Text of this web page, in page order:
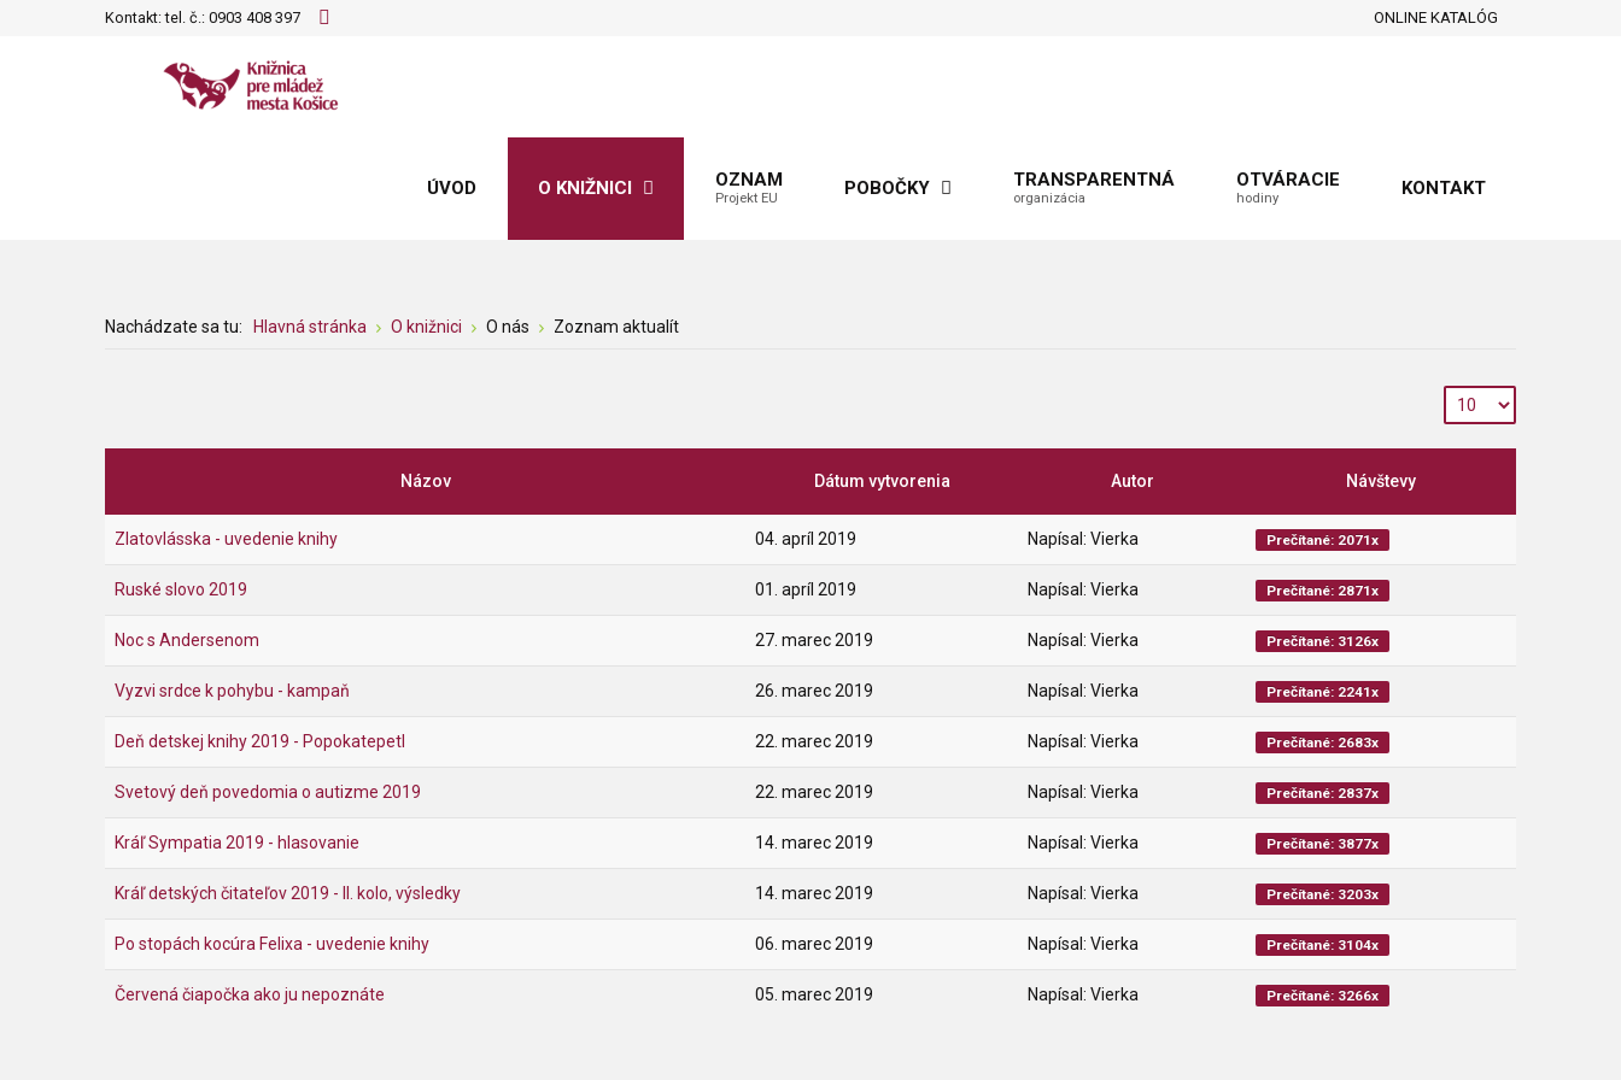
Kontakt: tel. č.: 0903 408 397 ONLINE KATALÓG
ÚVOD O KNIŽNICI OZNAM
Projekt EU POBOČKY TRANSPARENTNÁ
organizácia
OTVÁRACIE
hodiny KONTAKT
Nachádzate sa tu: Hlavná stránka O knižnici O nás Zoznam aktualít
Názov Dátum vytvorenia Autor Návštevy
Zlatovlásska - uvedenie knihy 04. apríl 2019 Napísal: Vierka Prečítané: 2071x
Ruské slovo 2019 01. apríl 2019 Napísal: Vierka Prečítané: 2871x
Noc s Andersenom 27. marec 2019 Napísal: Vierka Prečítané: 3126x
Vyzvi srdce k pohybu - kampaň 26. marec 2019 Napísal: Vierka Prečítané: 2241x
Deň detskej knihy 2019 - Popokatepetl 22. marec 2019 Napísal: Vierka Prečítané: 2683x
Svetový deň povedomia o autizme 2019 22. marec 2019 Napísal: Vierka Prečítané: 2837x
Kráľ Sympatia 2019 - hlasovanie 14. marec 2019 Napísal: Vierka Prečítané: 3877x
Kráľ detských čitateľov 2019 - II. kolo, výsledky 14. marec 2019 Napísal: Vierka Prečítané: 3203x
Po stopách kocúra Felixa - uvedenie knihy 06. marec 2019 Napísal: Vierka Prečítané: 3104x
Červená čiapočka ako ju nepoznáte 05. marec 2019 Napísal: Vierka Prečítané: 3266x